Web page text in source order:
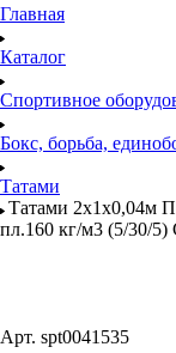
Главная
Каталог
Спортивное
Бокс, борьба,
Татами
Татами 2х1х0,04м
пл.160 кг/м3 (5/30/
Арт. spt0041535